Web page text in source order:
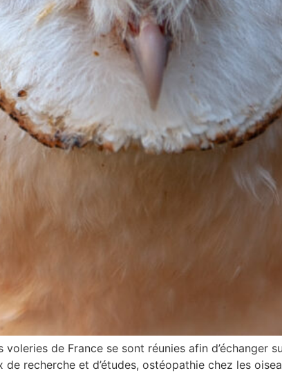
de France se sont réunies afin d’échanger
recherche et d’études, ostéopathie chez les